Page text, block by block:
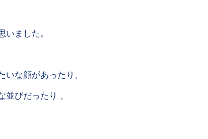
ました。
な顔があったり、
びだったり 、